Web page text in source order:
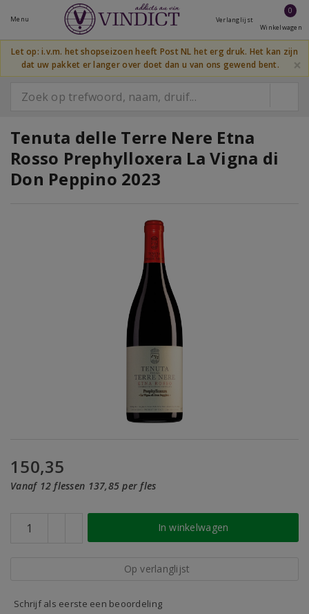
Menu Verlanglijst
0
Winkelwagen
Let op: i.v.m. het shopseizoen heeft Post NL het erg druk. Het kan zijn
dat uw pakket er langer over doet dan u van ons gewend bent.
×
Tenuta delle Terre Nere Etna
Rosso Prephylloxera La Vigna di
Don Peppino 2023
150,35
Vanaf 12 flessen 137,85 per fles
In winkelwagen
Op verlanglijst
Schrijf als eerste een beoordeling